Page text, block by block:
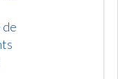
de